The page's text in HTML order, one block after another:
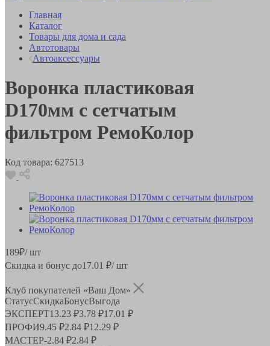
Главная
Каталог
Товары для дома и сада
Автотовары
Автоаксессуары
Воронка пластиковая
D170мм с сетчатым
фильтром РемоКолор
Код товара: 627513
189₽/ шт
Скидка и бонус до17.01 ₽/ шт
Клуб покупателей «Ваш Дом»
СтатусСкидкаБонусВыгода
ЭКСПЕРТ13.23 ₽3.78 ₽17.01 ₽
ПРОФИ9.45 ₽2.84 ₽12.29 ₽
МАСТЕР-2.84 ₽2.84 ₽